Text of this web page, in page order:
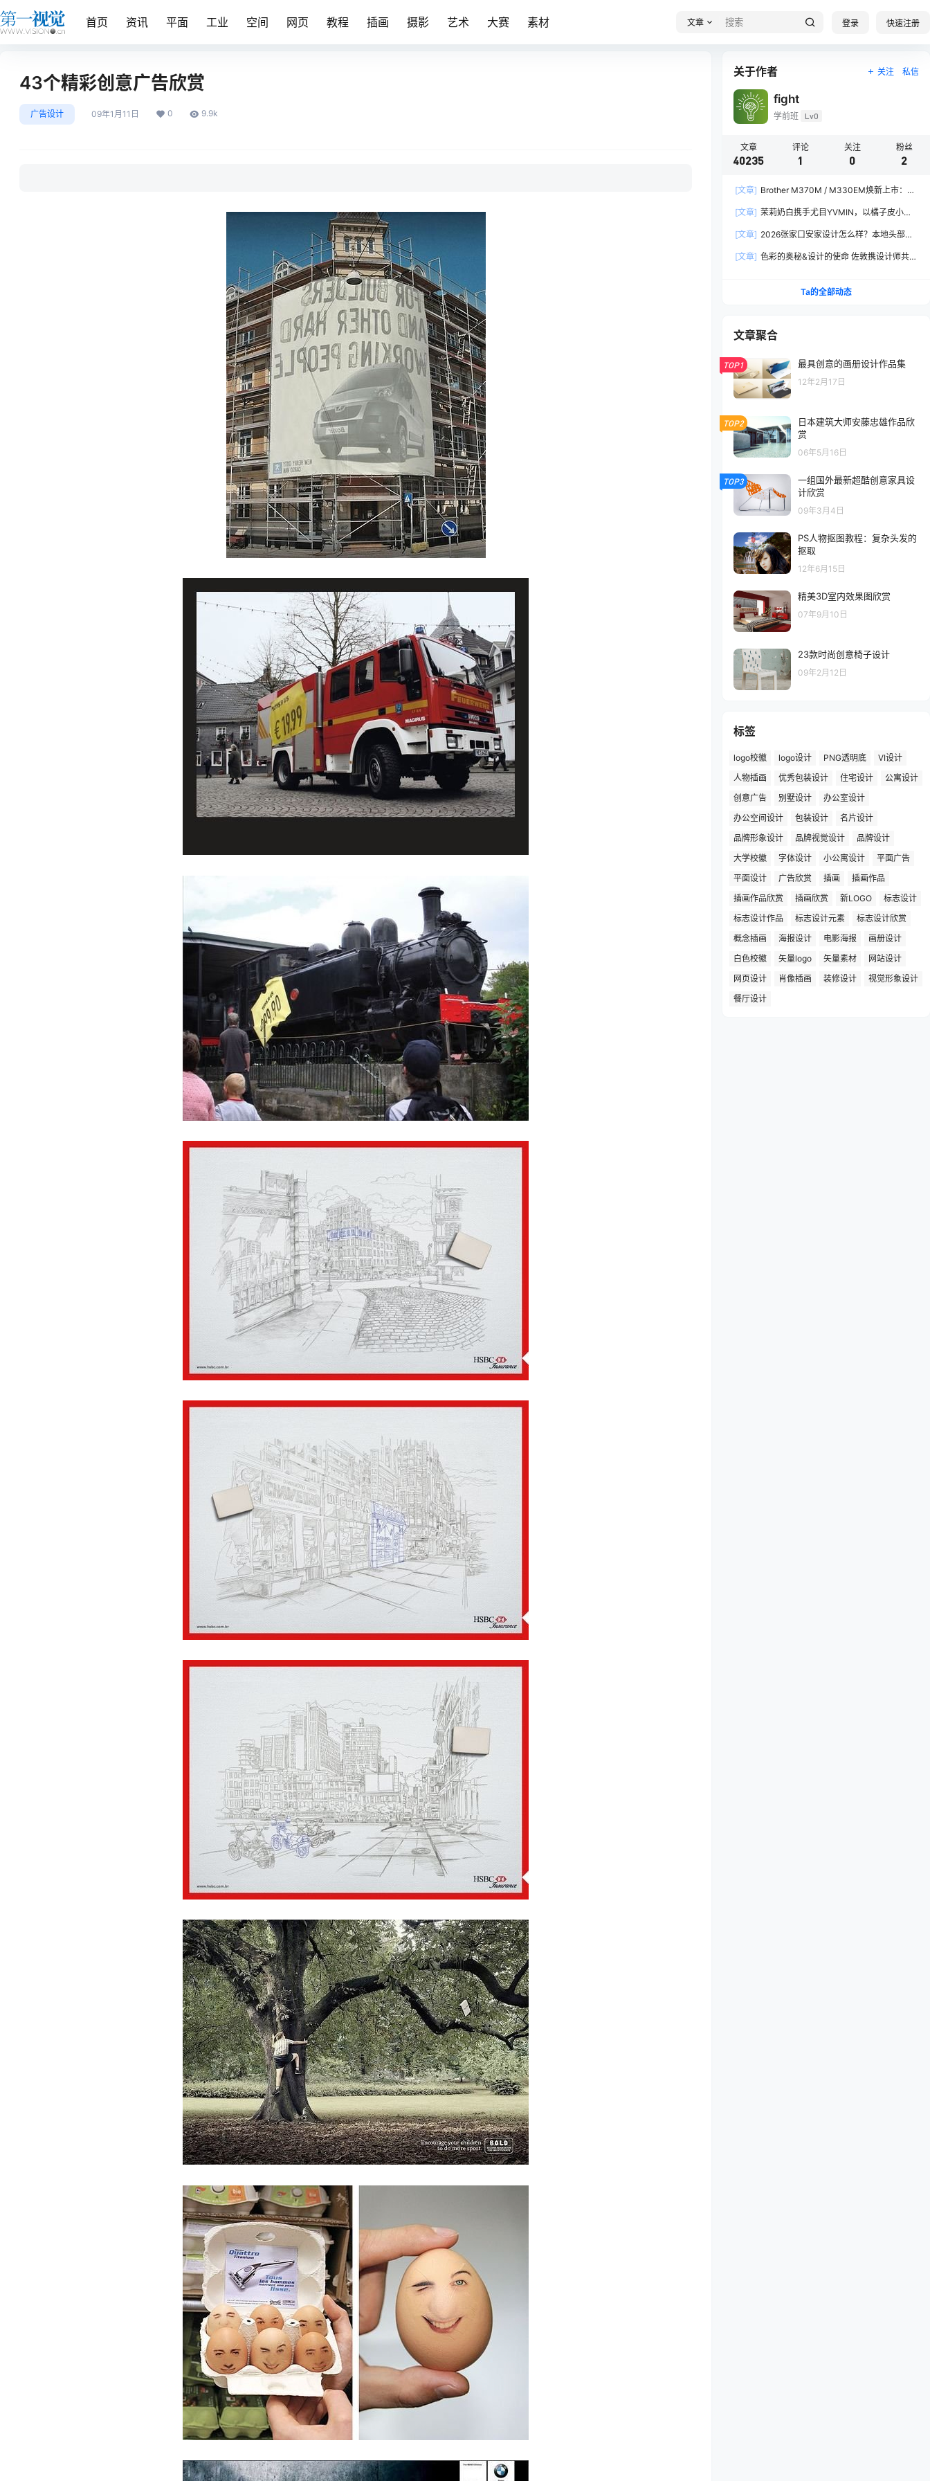
首页 资讯 平面 工业 空间 网页 教程 插画 摄影 艺术 大赛 素材 文章 登录 快速注册
43个精彩创意广告欣赏
广告设计 09年1月11日 0 9.9k
关于作者 关注 私信
fight
学前班 Lv0
文章
40235
评论
1
关注
0
粉丝
2
[文章] Brother M370M / M330EM焕新上市：软
[文章] 茉莉奶白携手尤目YVMIN，以橘子皮小熊
[文章] 2026张家口安家设计怎么样？本地头部全
[文章] 色彩的奥秘&设计的使命 佐敦携设计师共探
Ta的全部动态
文章聚合
TOP1 最具创意的画册设计作品集
12年2月17日
TOP2
日本建筑大师安藤忠雄作品欣
赏
06年5月16日
TOP3
一组国外最新超酷创意家具设
计欣赏
09年3月4日
PS人物抠图教程：复杂头发的
抠取
12年6月15日
精美3D室内效果图欣赏
07年9月10日
23款时尚创意椅子设计
09年2月12日
标签
logo校徽 logo设计 PNG透明底
VI设计
人物插画
优秀包装设计 住宅设计
公寓设计
创意广告
别墅设计
办公室设计
办公空间设计
包装设计
名片设计
品牌形象设计
品牌视觉设计
品牌设计
大学校徽
字体设计 小公寓设计
平面广告
平面设计
广告欣赏 插画
插画作品
插画作品欣赏
插画欣赏 新LOGO
标志设计
标志设计作品
标志设计元素
标志设计欣赏
概念插画
海报设计 电影海报
画册设计
白色校徽
矢量logo 矢量素材
网站设计
网页设计
肖像插画 装修设计
视觉形象设计
餐厅设计